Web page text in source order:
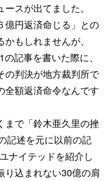
スが出てました。
億円返済命じる」との
もしれませんが、
記事を書いた際に、
の判決が地方裁判所で
全額返済命令なんです
まで「鈴木亜久里の挫
記述を元に以前の記
ナイテッドを紹介し
り込まれない30億の肩